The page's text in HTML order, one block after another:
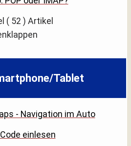
( 52 ) Artikel
Tablet
- Navigation im Auto
einlesen